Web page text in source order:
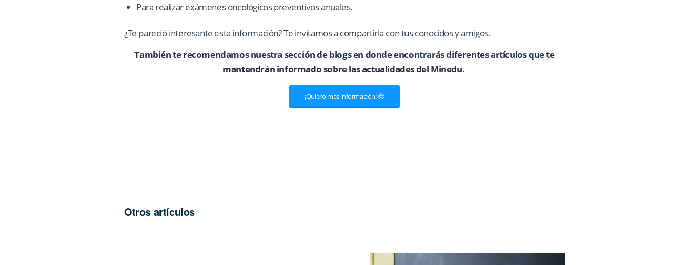
Para realizar exámenes oncológicos preventivos anuales.
¿Te pareció interesante esta información? Te invitamos a compartirla con tus conocidos y amigos.
También te recomendamos nuestra sección de blogs en donde encontrarás diferentes artículos que te
mantendrán informado sobre las actualidades del Minedu.
¡Quiero más información! 🤓
Otros artículos